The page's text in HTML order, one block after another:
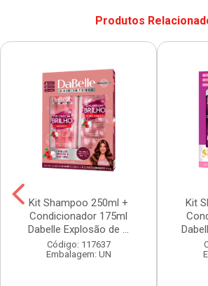
Produtos
Kit Shampoo 250ml +
Condicionador 175ml
Dabelle Explosão de ...
Código: 117637
Embalagem: UN
Kit